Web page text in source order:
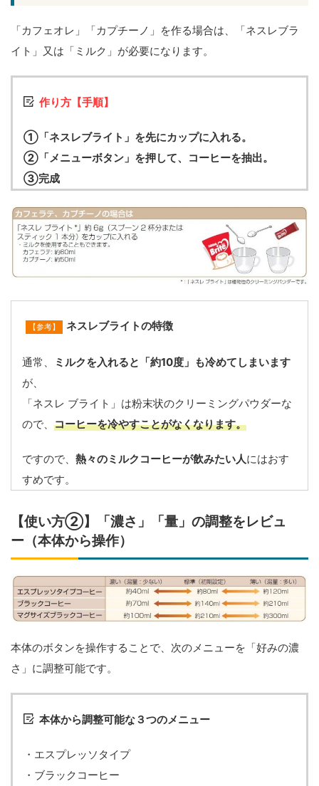
「カフェオレ」「カプチーノ」を作る場合は、「ネスレブラ
イト」又は「ミルク」が必要になります。
作り方【手順】
①「ネスレブライト」を先にカップに入れる。
②「メニューボタン」を押して、コーヒーを抽出。
③完成
【参考】 ネスレブライトの特徴
通常、
ミルクを入れると「約10度」も冷めてしまいます
が、
「ネスレ ブライト」は粉末状のクリーミングパウダーな
ので、 コーヒーを冷やすことがなくなります。
ですので、 熱々のミルクコーヒーが飲みたい人にはおす
すめです。
【使い方②】「濃さ」「量」の調整をレビュ
ー（本体から操作）
本体のボタンを操作することで、次のメニューを「好みの濃
さ」に調整可能です。
本体から調整可能な３つのメニュー
・エスプレッソタイプ
・ブラックコーヒー